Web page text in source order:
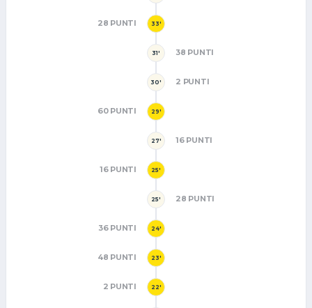
33'
28 PUNTI
31' 38 PUNTI
30' 2 PUNTI
29'
60 PUNTI
27' 16 PUNTI
25'
16 PUNTI
25' 28 PUNTI
24'
36 PUNTI
23'
48 PUNTI
22'
2 PUNTI